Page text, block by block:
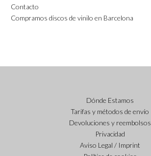
Contacto
Compramos discos de vinilo en Barcelona
Dónde Estamos
Tarifas y métodos de envío
Devoluciones y reembolsos
Privacidad
Aviso Legal / Imprint